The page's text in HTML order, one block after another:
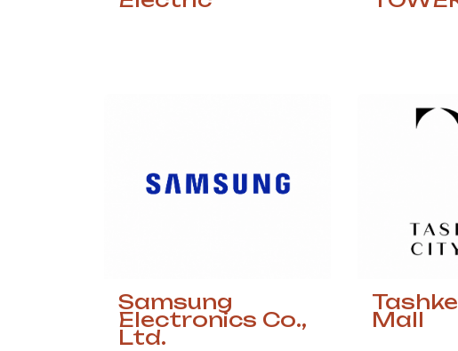
Samsung
Electronics Co.,
Ltd.
Mall